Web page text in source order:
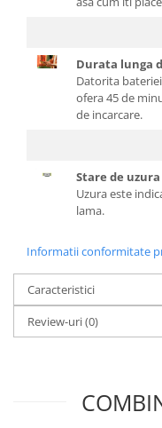
Durata lunga
Datorita
ofera 45 de
de incarcare.
Stare de uzura
Uzura este
lama.
Informatii conformitate
Caracteristici
Review-uri(0)